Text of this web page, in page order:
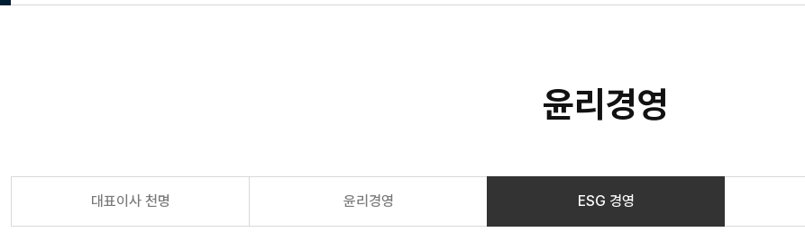
윤리경영
대표이사 천명 윤리경영 ESG 경영